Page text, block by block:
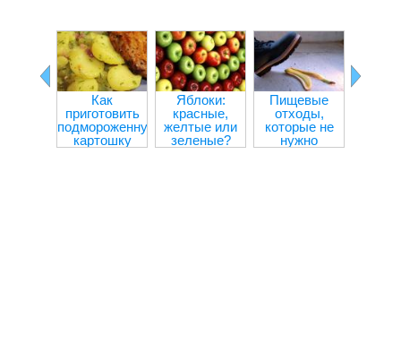
Как
приготовить
подмороженную
картошку
Яблоки:
красные,
желтые или
зеленые?
Пищевые
отходы,
которые не
нужно